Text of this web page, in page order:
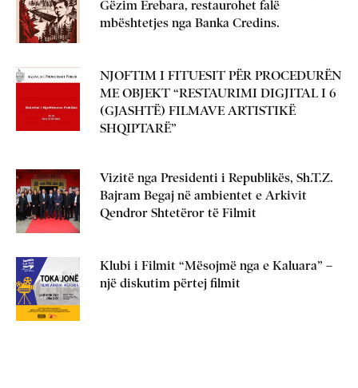
Gëzim Erebara, restaurohet falë
mbështetjes nga Banka Credins.
NJOFTIM I FITUESIT PËR PROCEDURËN
ME OBJEKT “RESTAURIMI DIGJITAL I 6
(GJASHTË) FILMAVE ARTISTIKË
SHQIPTARË”
Vizitë nga Presidenti i Republikës, Sh.T.Z.
Bajram Begaj në ambientet e Arkivit
Qendror Shtetëror të Filmit
Klubi i Filmit “Mësojmë nga e Kaluara” –
një diskutim përtej filmit